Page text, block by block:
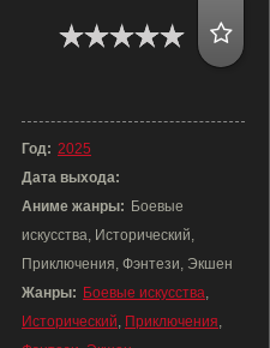
Год: 2025
Дата выхода:
Аниме жанры: Боевые
искусства, Исторический,
Приключения, Фэнтези, Экшен
Жанры: Боевые искусства,
Исторический, Приключения,